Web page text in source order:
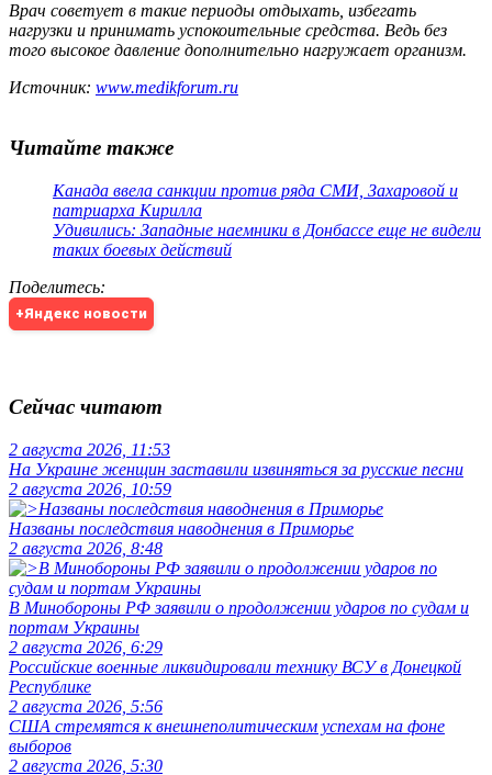
Врач советует в такие периоды отдыхать, избегать
нагрузки и принимать успокоительные средства. Ведь без
того высокое давление дополнительно нагружает организм.
Источник: www.medikforum.ru
Читайте также
Канада ввела санкции против ряда СМИ, Захаровой и
патриарха Кирилла
Удивились: Западные наемники в Донбассе еще не видели
таких боевых действий
Поделитесь:
+Яндекс новости
Сейчас читают
2 августа 2026, 11:53
На Украине женщин заставили извиняться за русские песни
2 августа 2026, 10:59
Названы последствия наводнения в Приморье
2 августа 2026, 8:48
В Минобороны РФ заявили о продолжении ударов по судам и
портам Украины
2 августа 2026, 6:29
Российские военные ликвидировали технику ВСУ в Донецкой
Республике
2 августа 2026, 5:56
США стремятся к внешнеполитическим успехам на фоне
выборов
2 августа 2026, 5:30